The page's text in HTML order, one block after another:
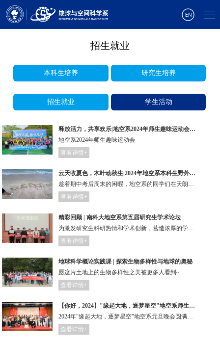
招生就业
本科生培养 研究生培养
招生就业 学生活动
释放活力，共享欢乐|地空系2024年师生趣味运动会圆满举行
地空系2024年师生趣味运动会
查看详情+
云天收夏色，木叶动秋生|2024年地空系本科生野外实习暨团建活动
趁着期中考后周末的闲暇，地空系的同学们在天朗气清的周末下午乘大巴车共赴大梅沙，开启为期两天的野外实习暨团建活动。
查看详情+
精彩回顾 | 南科大地空系第五届研究生学术论坛
为激发研究生科研热情和学术创新，营造浓厚的学术研究氛围，地球与空间科学系于12月5日成功举办第五届研究生学术论坛。
查看详情+
地球科学概论实践课 | 探索生物多样性与地球的奥秘
愿这片土地上的生物多样性之美被更多人看到~
查看详情+
【你好，2024】"缘起大地，逐梦星空"地空系师生同聚迎新年！
2024年"缘起大地，逐梦星空"地空系元旦晚会圆满成功！
查看详情+